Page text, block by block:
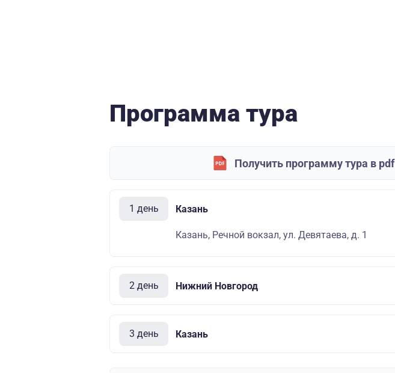
Программа тура
Получить программу тура в pdf
1 день Казань
Казань, Речной вокзал, ул. Девятаева, д. 1
2 день Нижний Новгород
3 день Казань